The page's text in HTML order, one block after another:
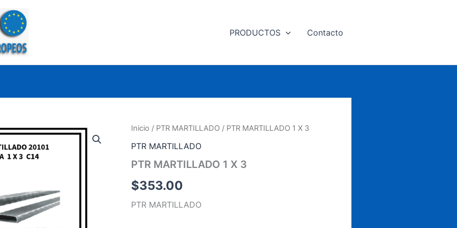
PRODUCTOS Contacto
Inicio / PTR MARTILLADO / PTR MARTILLADO 1 X 3
PTR MARTILLADO
PTR MARTILLADO 1 X 3
$353.00
PTR MARTILLADO